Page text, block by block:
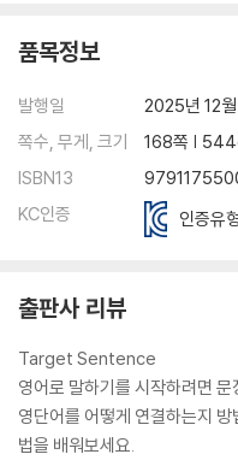
품목정보
발행일
2025년 12
쪽수, 무게, 크기
168쪽 |
ISBN13
KC인증
인증유
출판사 리뷰
Target Sentence
영어로 말하기를 시작하려면
영단어를 어떻게 연결하는지
법을 배워보세요.